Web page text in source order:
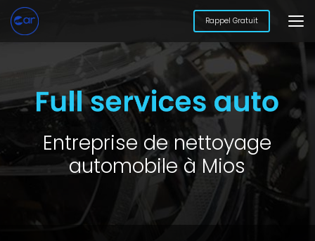
Aller
au
contenu
principal
Rappel Gratuit
Entreprise de nettoyage
automobile à Mios